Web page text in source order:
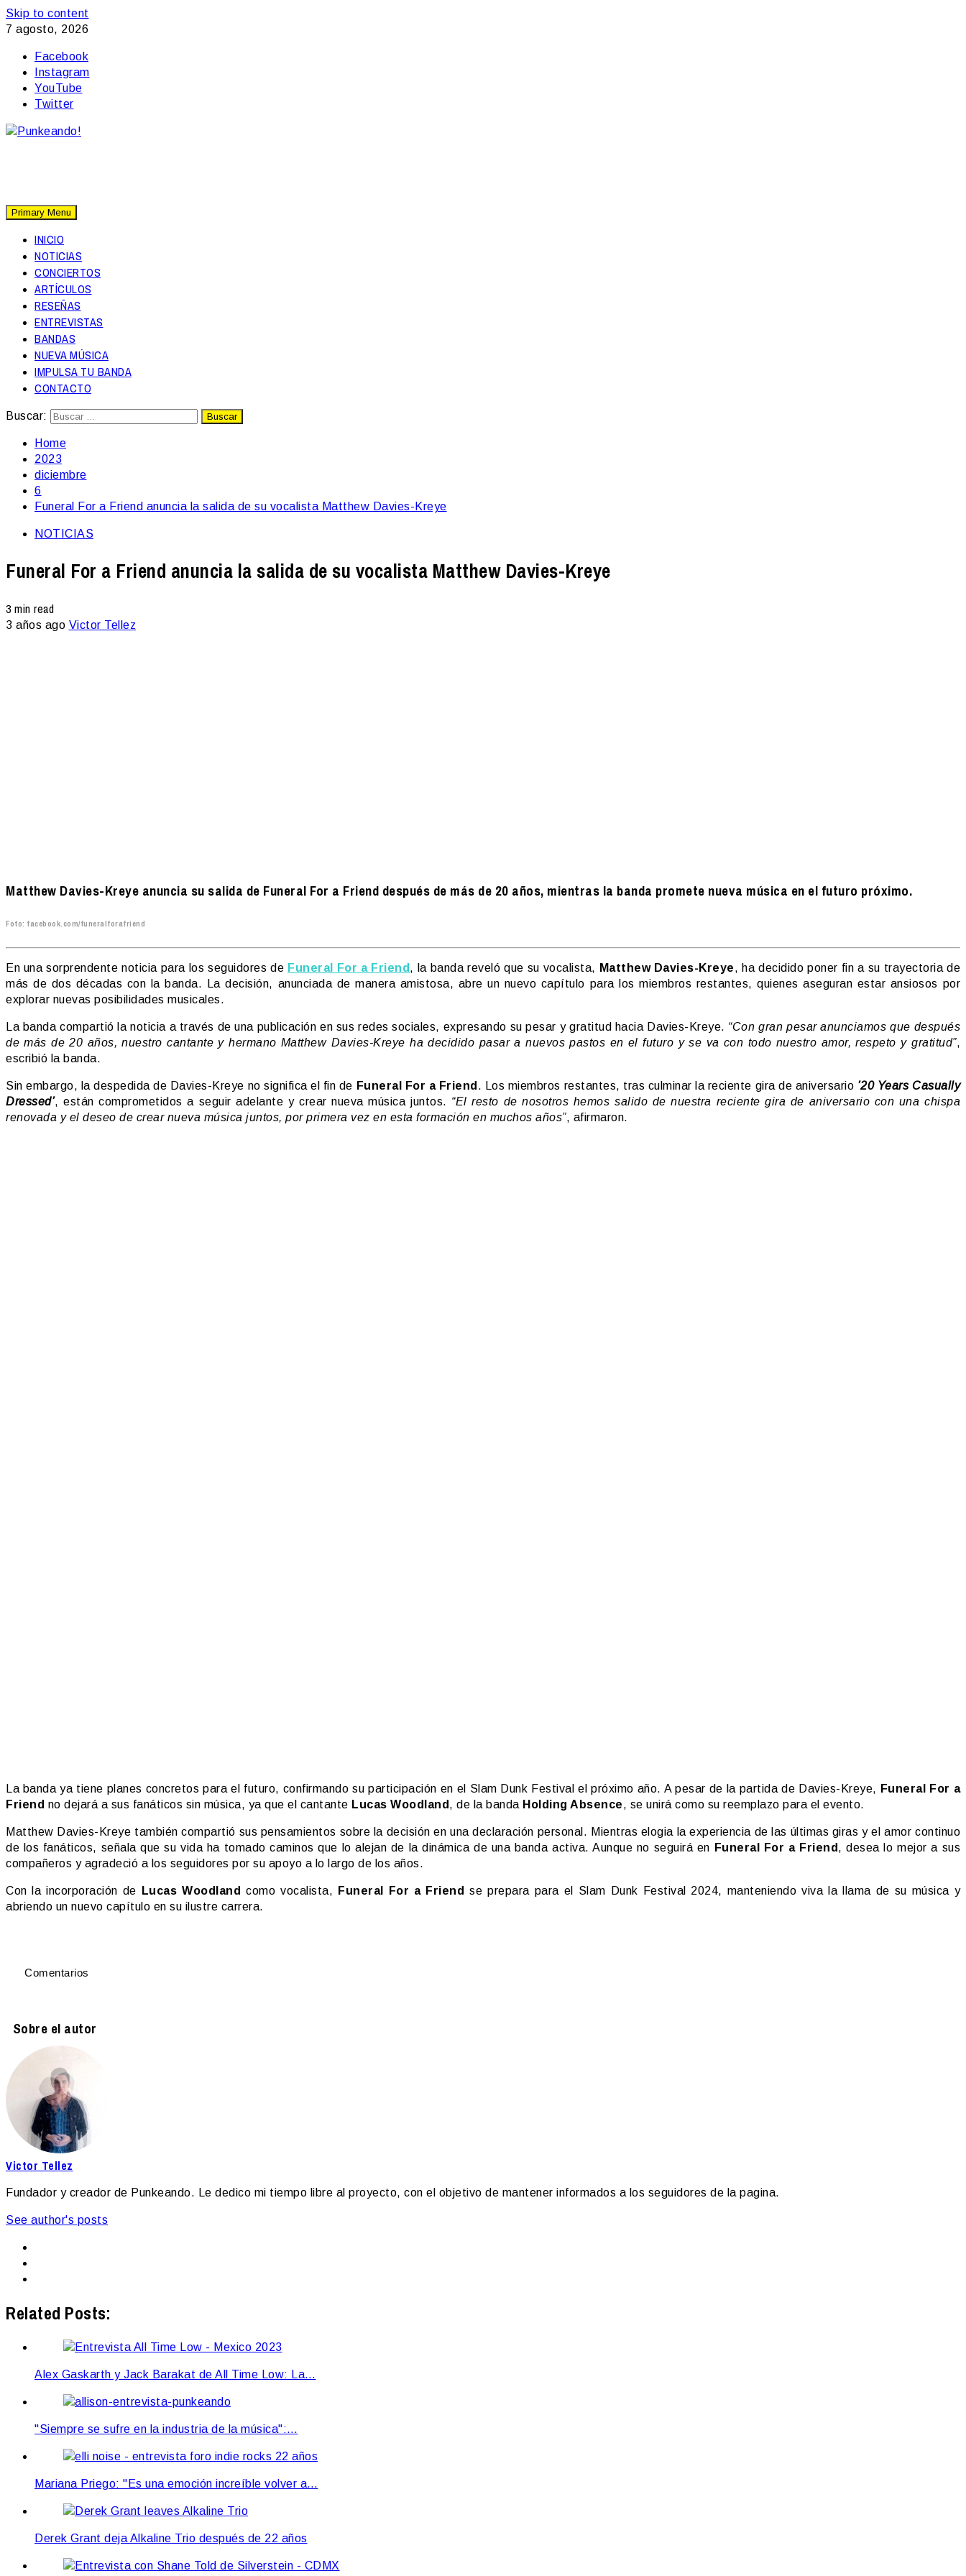
Skip to content
7 agosto, 2026
Facebook
Instagram
YouTube
Twitter
Primary Menu
INICIO
NOTICIAS
CONCIERTOS
ARTÍCULOS
RESEÑAS
ENTREVISTAS
BANDAS
NUEVA MÚSICA
IMPULSA TU BANDA
CONTACTO
Buscar:
Home
2023
diciembre
6
Funeral For a Friend anuncia la salida de su vocalista Matthew Davies-Kreye
NOTICIAS
Funeral For a Friend anuncia la salida de su vocalista Matthew Davies-Kreye
3 min read
3 años ago Victor Tellez
Matthew Davies-Kreye anuncia su salida de Funeral For a Friend después de más de 20 años, mientras la banda promete nueva música en el futuro próximo.
Foto: facebook.com/funeralforafriend
En una sorprendente noticia para los seguidores de Funeral For a Friend , la banda reveló que su vocalista, Matthew Davies-Kreye, ha decidido poner fin a su trayectoria de
más de dos décadas con la banda. La decisión, anunciada de manera amistosa, abre un nuevo capítulo para los miembros restantes, quienes aseguran estar ansiosos por
explorar nuevas posibilidades musicales.
La banda compartió la noticia a través de una publicación en sus redes sociales, expresando su pesar y gratitud hacia Davies-Kreye. “Con gran pesar anunciamos que después
de más de 20 años, nuestro cantante y hermano Matthew Davies-Kreye ha decidido pasar a nuevos pastos en el futuro y se va con todo nuestro amor, respeto y gratitud”,
escribió la banda.
Sin embargo, la despedida de Davies-Kreye no significa el fin de Funeral For a Friend . Los miembros restantes, tras culminar la reciente gira de aniversario ’20 Years Casually
Dressed’, están comprometidos a seguir adelante y crear nueva música juntos. “El resto de nosotros hemos salido de nuestra reciente gira de aniversario con una chispa
renovada y el deseo de crear nueva música juntos, por primera vez en esta formación en muchos años”, afirmaron.
La banda ya tiene planes concretos para el futuro, confirmando su participación en el Slam Dunk Festival el próximo año. A pesar de la partida de Davies-Kreye, Funeral For a
Friend no dejará a sus fanáticos sin música, ya que el cantante Lucas Woodland , de la banda Holding Absence, se unirá como su reemplazo para el evento.
Matthew Davies-Kreye también compartió sus pensamientos sobre la decisión en una declaración personal. Mientras elogia la experiencia de las últimas giras y el amor continuo
de los fanáticos, señala que su vida ha tomado caminos que lo alejan de la dinámica de una banda activa. Aunque no seguirá en Funeral For a Friend , desea lo mejor a sus
compañeros y agradeció a los seguidores por su apoyo a lo largo de los años.
Con la incorporación de Lucas Woodland como vocalista, Funeral For a Friend se prepara para el Slam Dunk Festival 2024, manteniendo viva la llama de su música y
abriendo un nuevo capítulo en su ilustre carrera.
Comentarios
Sobre el autor
Victor Tellez
Fundador y creador de Punkeando. Le dedico mi tiempo libre al proyecto, con el objetivo de mantener informados a los seguidores de la pagina.
See author's posts
Related Posts:
Alex Gaskarth y Jack Barakat de All Time Low: La…
"Siempre se sufre en la industria de la música":…
Mariana Priego: "Es una emoción increíble volver a…
Derek Grant deja Alkaline Trio después de 22 años